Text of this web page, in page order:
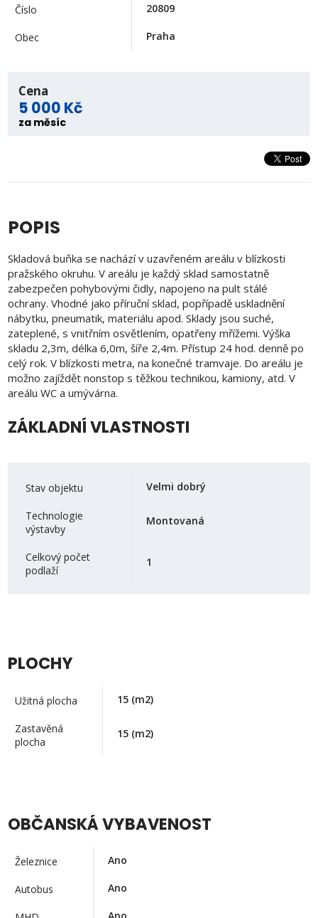
Číslo 20809
Obec Praha
Cena
5 000 Kč
za měsíc
POPIS
Skladová buňka se nachází v uzavřeném areálu v blízkosti
pražského okruhu. V areálu je každý sklad samostatně
zabezpečen pohybovými čidly, napojeno na pult stálé
ochrany. Vhodné jako příruční sklad, popřípadě uskladnění
nábytku, pneumatik, materiálu apod. Sklady jsou suché,
zateplené, s vnitřním osvětlením, opatřeny mřížemi. Výška
skladu 2,3m, délka 6,0m, šíře 2,4m. Přístup 24 hod. denně po
celý rok. V blízkosti metra, na konečné tramvaje. Do areálu je
možno zajíždět nonstop s těžkou technikou, kamiony, atd. V
areálu WC a umývárna.
ZÁKLADNÍ VLASTNOSTI
Stav objektu Velmi dobrý
Technologie
výstavby
Montovaná
Celkový počet
podlaží
1
PLOCHY
Užitná plocha 15 (m2)
Zastavěná
plocha
15 (m2)
OBČANSKÁ VYBAVENOST
Železnice Ano
Autobus Ano
Ano